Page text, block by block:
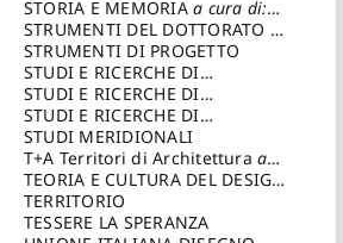
STRUTTURALE IN ITALIAa cura
di: Poretti Sergio
STORIA E MEMORIAa cura di:
Rossi Lauro
STRUMENTI DEL DOTTORATO DI
RICERCA IN RILIEVO E
RAPPRESENTAZIONE
DELL’ARCHITETTURA E
DELL’AMBIENTEa cura di:
Migliari Riccardo
STRUMENTI DI PROGETTO
STUDI E RICERCHE DI
ARCHEOLOGIA IN SICILIA
di: Pelagatti Paola
STUDI E RICERCHE DI
ARCHITETTURA del
Dipartimento di Architettura
Università degli Studi G. d'
Annunzio
STUDI E RICERCHE DI
ARCHITETTURA del
Dipartimento di Architettura
Università degli Studi G. d'
Annunzio, Chieti-Pescara
di: Fusero Paolo
STUDI MERIDIONALI
T+A Territori di Architetturaa
cura di: Ramazzotti Luigi
TEORIA E CULTURA DEL DESIGN
a cura di: Furlanis Giuseppe
TERRITORIO
TESSERE LA SPERANZA